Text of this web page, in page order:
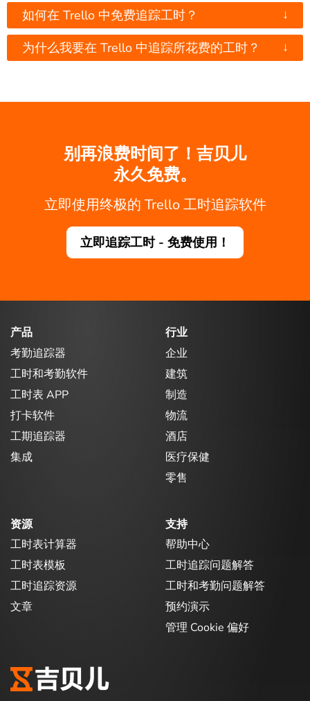
如何在 Trello 中免费追踪工时？ ↓
为什么我要在 Trello 中追踪所花费的工时？ ↓
别再浪费时间了！吉贝儿
永久免费。
立即使用终极的 Trello 工时追踪软件
立即追踪工时 - 免费使用！
产品
考勤追踪器
工时和考勤软件
工时表 APP
打卡软件
工期追踪器
集成
行业
企业
建筑
制造
物流
酒店
医疗保健
零售
资源
工时表计算器
工时表模板
工时追踪资源
文章
支持
帮助中心
工时追踪问题解答
工时和考勤问题解答
预约演示
管理 Cookie 偏好